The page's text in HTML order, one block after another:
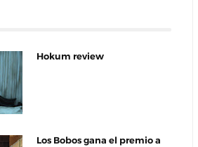
Hokum review
Los Bobos gana el premio a